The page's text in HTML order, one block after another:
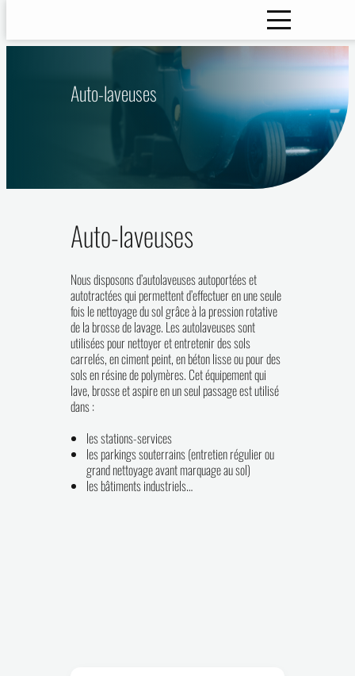
Auto-laveuses
Auto-laveuses
Nous disposons d’autolaveuses autoportées et
autotractées qui permettent d’effectuer en une seule
fois le nettoyage du sol grâce à la pression rotative
de la brosse de lavage. Les autolaveuses sont
utilisées pour nettoyer et entretenir des sols
carrelés, en ciment peint, en béton lisse ou pour des
sols en résine de polymères. Cet équipement qui
lave, brosse et aspire en un seul passage est utilisé
dans :
les stations-services
les parkings souterrains (entretien régulier ou
grand nettoyage avant marquage au sol)
les bâtiments industriels…